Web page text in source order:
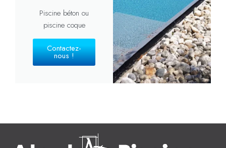
Piscine béton ou
piscine coque
Contactez-
nous !